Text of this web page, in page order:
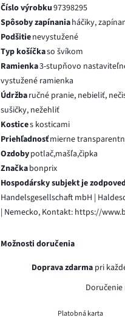
Číslo výrobku97398295
Spôsoby zapínaniaháčiky,
Podšitienevystužené
Typ košíčkaso švíkom
Ramienka3-stupňovo
vystužené ramienka
Údržbaručné pranie, nebieliť,
sušičky, nežehliť
Kostices kosticami
Priehľadnosťmierne
Ozdobypotlač,mašľa,čipka
Značkabonprix
Hospodársky subjekt je
Handelsgesellschaft mbH |
| Nemecko, Kontakt: https://
Možnosti doručenia
Doprava zdarmapri
Doručenie
Platobná karta